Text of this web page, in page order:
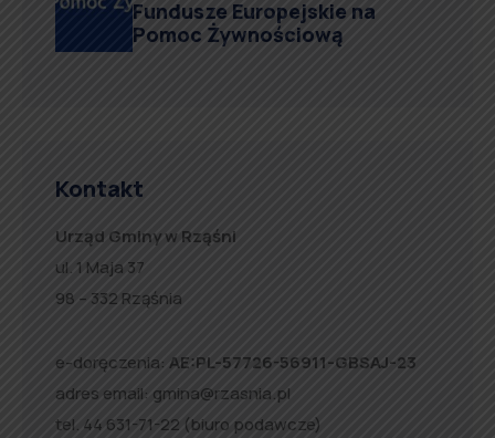
Fundusze Europejskie na
Pomoc Żywnościową
Kontakt
Urząd Gminy w Rząśni
ul. 1 Maja 37
98 – 332 Rząśnia
e-doręczenia: AE:PL-57726-56911-GBSAJ-23
adres email: gmina@rzasnia.pl
tel. 44 631-71-22 (biuro podawcze)